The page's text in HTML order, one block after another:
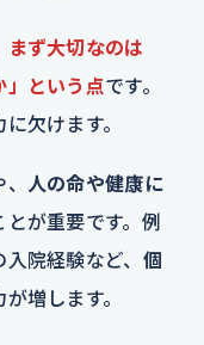
まず大切なのは
」という点です。
欠けます。
人の命や健康に
とが重要です。例
院経験など、 個
増します。